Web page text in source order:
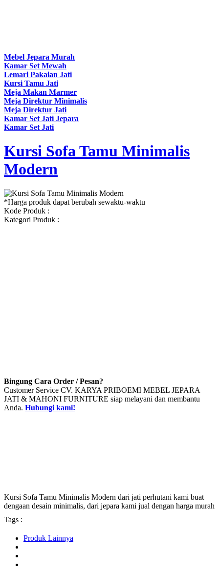
Mebel Jepara Murah
Kamar Set Mewah
Lemari Pakaian Jati
Kursi Tamu Jati
Meja Makan Marmer
Meja Direktur Minimalis
Meja Direktur Jati
Kamar Set Jati Jepara
Kamar Set Jati
Kursi Sofa Tamu Minimalis
Modern
*Harga produk dapat berubah sewaktu-waktu
Kode Produk :
Kategori Produk :
Bingung Cara Order / Pesan?
Customer Service CV. KARYA PRIBOEMI MEBEL JEPARA
JATI & MAHONI FURNITURE siap melayani dan membantu
Anda. Hubungi kami!
Kursi Sofa Tamu Minimalis Modern dari jati perhutani kami buat
dengaan desain minimalis, dari jepara kami jual dengan harga murah
Tags :
Produk Lainnya